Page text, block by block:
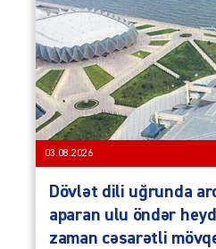
03.08.2026
Dövlət dili uğrunda
aparan ulu öndər
zaman cəsarətli